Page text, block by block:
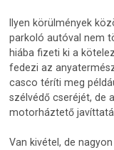
Ilyen körülmények
parkoló autóval nem
hiába fizeti ki a
fedezi az
casco téríti meg
szélvédő cseréjét, de
motorháztető
Van kivétel, de